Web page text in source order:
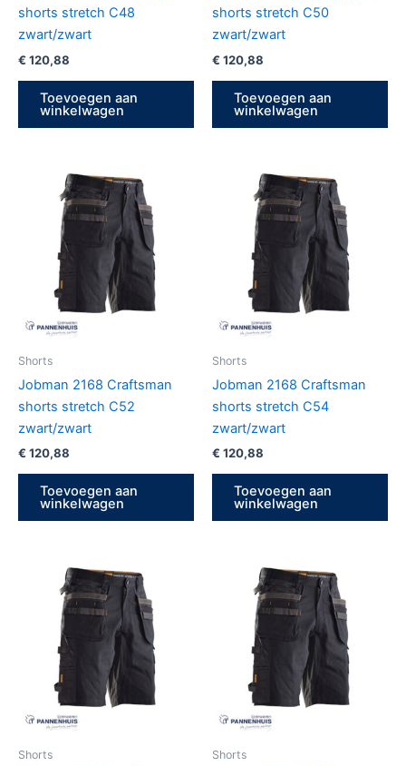
shorts stretch C48
zwart/zwart
€ 120,88
Toevoegen aan
winkelwagen
shorts stretch C50
zwart/zwart
€ 120,88
Toevoegen aan
winkelwagen
Shorts
Jobman 2168 Craftsman
shorts stretch C52
zwart/zwart
€ 120,88
Toevoegen aan
winkelwagen
Shorts
Jobman 2168 Craftsman
shorts stretch C54
zwart/zwart
€ 120,88
Toevoegen aan
winkelwagen
Shorts Shorts